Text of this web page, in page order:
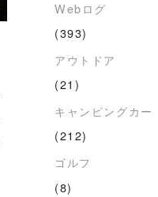
Webログ
(393)
アウトドア
(21)
キャンピングカー
(212)
ゴルフ
(8)